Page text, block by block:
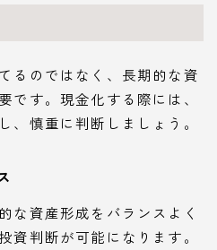
るのではなく、長期的な資
です。現金化する際には、
、慎重に判断しましょう。
な資産形成をバランスよく
資判断が可能になります。